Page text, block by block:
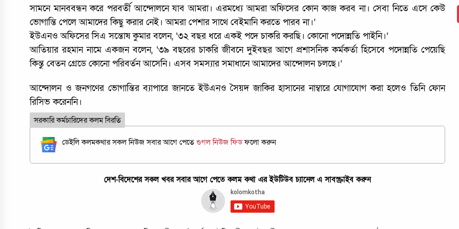
সামনে মানববন্ধন করে পরবর্তী আন্দোলনে যাব আমরা। এরমধ্যে আমরা অফিসের কোন কাজ করব না। সেবা নিতে এসে কেউ
ভোগান্তি পেলে আমাদের কিছু করার নেই। আমরা পেশার সাথে বেইমানি করতে পারব না।’
ইউএনও অফিসের সিএ সন্তোষ কুমার বলেন, ‘৩২ বছর ধরে একই পদে চাকরি করছি। কোনো পদোন্নতি পাইনি।’
আতিয়ার রহমান নামে একজন বলেন, ‘৩৯ বছরের চাকরি জীবনে দুইবছর আগে প্রশাসনিক কর্মকর্তা হিসেবে পদোন্নতি পেয়েছি
কিন্তু বেতন গ্রেডে কোনো পরিবর্তন আসেনি। এসব সমস্যার সমাধানে আমাদের আন্দোলন চলছে।’
আন্দোলন ও জনগণের ভোগান্তির ব্যাপারে জানতে ইউএনও সৈয়দ জাকির হাসানের নাম্বারে যোগাযোগ করা হলেও তিনি ফোন
রিসিভ করেননি।
সরকারি কর্মচারিদের কলম বিরতি
ডেইলি কলমকথার সকল নিউজ সবার আগে পেতেগুগল নিউজ ফিডফলো করুন
দেশ-বিদেশের সকল খবর সবার আগে পেতে কলম কথা এর ইউটিউব চ্যানেল এ সাবস্ক্রাইব করুন